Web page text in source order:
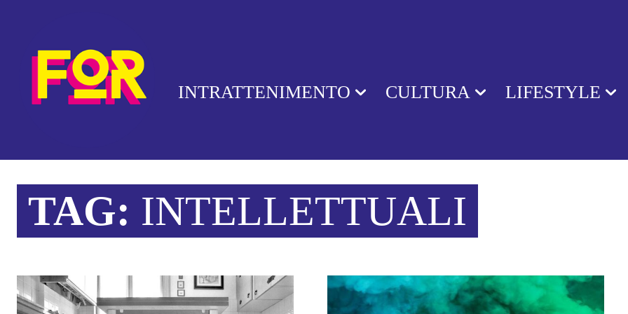
INTRATTENIMENTO CULTURA LIFESTYLE
TAG: INTELLETTUALI